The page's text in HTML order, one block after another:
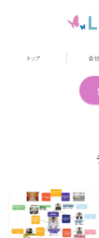
リルハ・トレーニ
アクセス
トップ 会